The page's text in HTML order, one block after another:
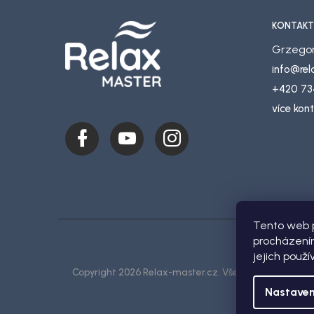
Tento web
jejich
info@
+420
více
Copyright 2026 Relax-master.cz. Všechna práva